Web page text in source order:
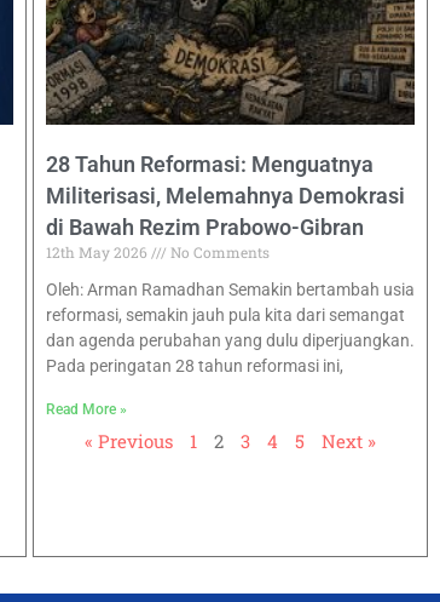
28 Tahun Reformasi: Menguatnya
Militerisasi, Melemahnya Demokrasi
di Bawah Rezim Prabowo-Gibran
12th May 2026
No Comments
Oleh: Arman Ramadhan Semakin bertambah usia
reformasi, semakin jauh pula kita dari semangat
dan agenda perubahan yang dulu diperjuangkan.
Pada peringatan 28 tahun reformasi ini,
Read More »
« Previous 1 2 3 4 5 Next »